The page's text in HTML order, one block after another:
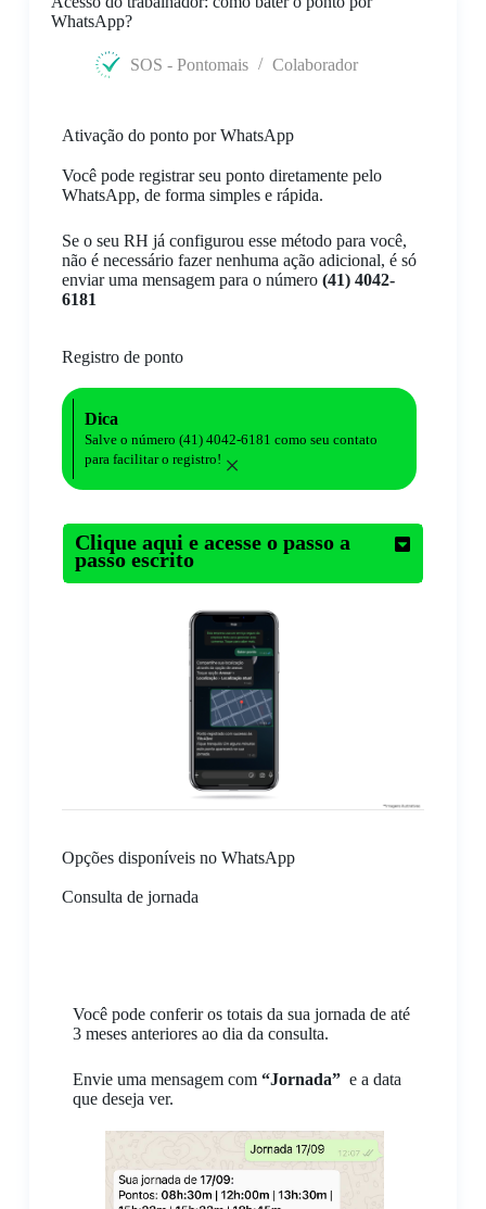
WhatsApp?
SOS - Pontomais Colaborador
Ativação do ponto por WhatsApp
Você pode registrar seu ponto diretamente pelo
WhatsApp, de forma simples e rápida.
Se o seu RH já configurou esse método para você,
não é necessário fazer nenhuma ação adicional, é só
enviar uma mensagem para o número (41) 4042-
6181
Registro de ponto
Dica
Salve o número (41) 4042-6181 como seu contato
para facilitar o registro! ×
Clique aqui e acesse o passo a
passo escrito
Opções disponíveis no WhatsApp
Consulta de jornada
Você pode conferir os totais da sua jornada de até
3 meses anteriores ao dia da consulta.
Envie uma mensagem com “Jornada”e a data
que deseja ver.